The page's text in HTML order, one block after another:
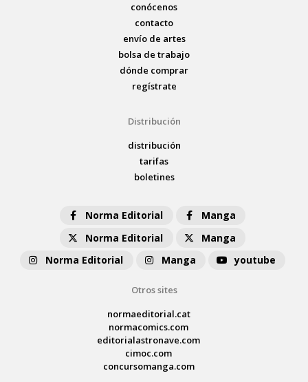
conócenos
contacto
envío de artes
bolsa de trabajo
dónde comprar
regístrate
Distribución
distribución
tarifas
boletines
Norma Editorial
Manga
Norma Editorial
Manga
Norma Editorial
Manga youtube
Otros sites
normaeditorial.cat
normacomics.com
editorialastronave.com
cimoc.com
concursomanga.com